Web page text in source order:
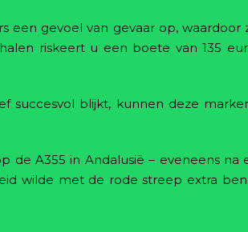
een gevoel van gevaar op, waardoor
riskeert u een boete van 135
succesvol blijkt, kunnen deze
de A355 in Andalusië – eveneens na
wilde met de rode streep extra